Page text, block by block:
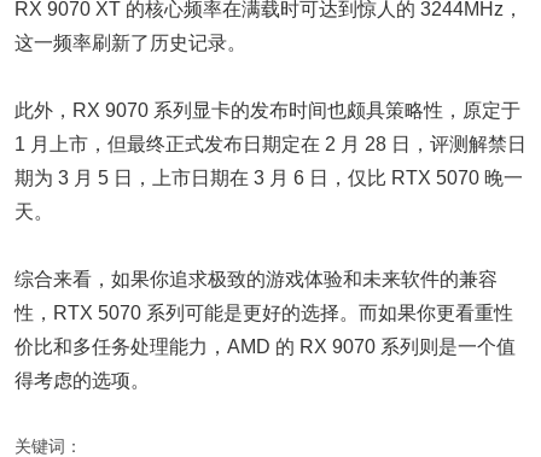
RX 9070 XT 的核心频率在满载时可达到惊人的 3244MHz，
这一频率刷新了历史记录。
此外，RX 9070 系列显卡的发布时间也颇具策略性，原定于
1 月上市，但最终正式发布日期定在 2 月 28 日，评测解禁日
期为 3 月 5 日，上市日期在 3 月 6 日，仅比 RTX 5070 晚一
天。
综合来看，如果你追求极致的游戏体验和未来软件的兼容
性，RTX 5070 系列可能是更好的选择。而如果你更看重性
价比和多任务处理能力，AMD 的 RX 9070 系列则是一个值
得考虑的选项。
关键词：